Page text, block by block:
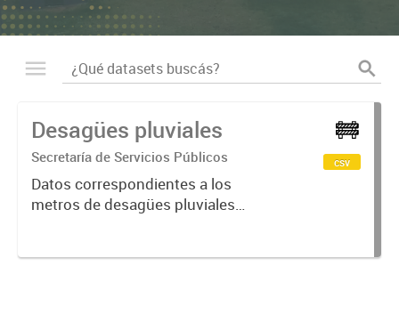
Desagües pluviales
Secretaría de Servicios Públicos
Datos correspondientes a los
metros de desagües pluviales
csv